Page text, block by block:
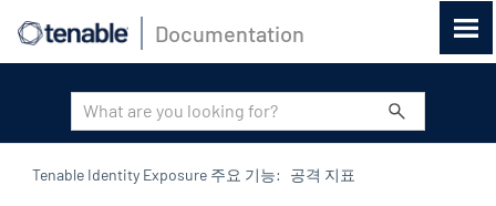
기본 콘텐츠로 건너뛰기
Documentation
Tenable Identity Exposure 주요 기능: 공격 지표